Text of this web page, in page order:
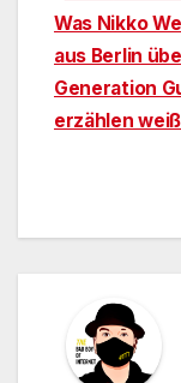
Was Nikko
aus Berlin
Generation
erzählen